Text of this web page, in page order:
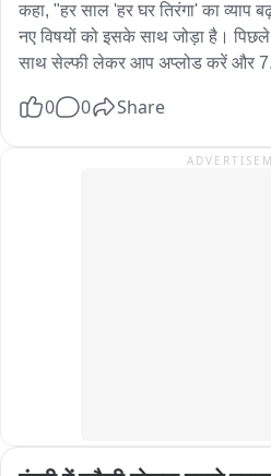
तो ताकत है तो झारखंड मुक्ति मोर्चा से
छात्रों से अनशन तोड़ने की बात करें
कहा, "हर साल 'हर घर तिरंगा' का व्याप
नए विषयों को इसके साथ जोड़ा है।
साथ सेल्फी लेकर आप अप्लोड करें और
बार देश वंदे मातरम के 150 वर्ष सम्मान
बनाकर अप्लोड करें...इसके साथ ही देश के
0 0 Share